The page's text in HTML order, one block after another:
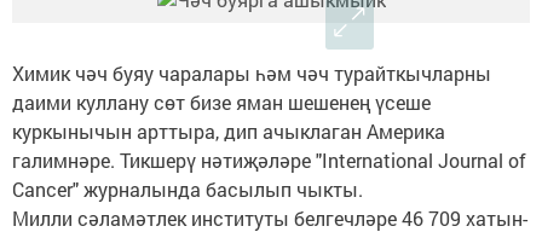
Химик чәч буяу чаралары һәм чәч турайткычларны
даими куллану сөт бизе яман шешенең үсеше
куркынычын арттыра, дип ачыклаган Америка
галимнәре. Тикшерү нәтиҗәләре "International Journal of
Cancer" журналында басылып чыкты.
Милли сәламәтлек институты белгечләре 46 709 хатын-